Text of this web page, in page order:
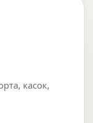
касок,